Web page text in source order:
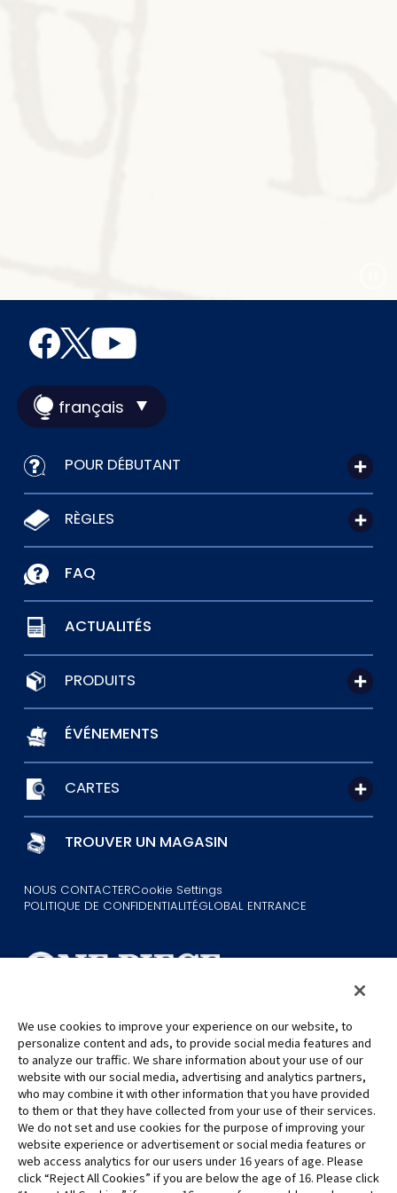
français
POUR DÉBUTANT
RÈGLES
FAQ
ACTUALITÉS
PRODUITS
ÉVÉNEMENTS
CARTES
TROUVER UN MAGASIN
NOUS CONTACTERCookie Settings
POLITIQUE DE CONFIDENTIALITÉGLOBAL ENTRANCE
©Eiichiro Oda/Shueisha
©Eiichiro Oda/Shueisha, Toei Animation
Toutes les images, textes et données de ce site web ne peuvent être
reproduits sans autorisation.
Veuillez noter que les images utilisées sur ce site peuvent différer du
produit final, car celui-ci est encore en cours de développement.
*Apple et le logo Apple sont des marques commerciales d'Apple
We use cookies to improve your experience on our website, to
personalize content and ads, to provide social media features and
to analyze our traffic. We share information about your use of our
website with our social media, advertising and analytics partners,
who may combine it with other information that you have provided
to them or that they have collected from your use of their services.
We do not set and use cookies for the purpose of improving your
website experience or advertisement or social media features or
web access analytics for our users under 16 years of age. Please
click “Reject All Cookies” if you are below the age of 16. Please click